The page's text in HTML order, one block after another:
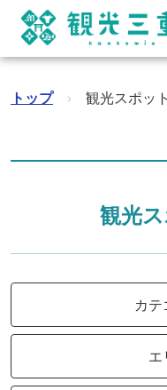
トップ › 観光スポット
観光
カ
エ